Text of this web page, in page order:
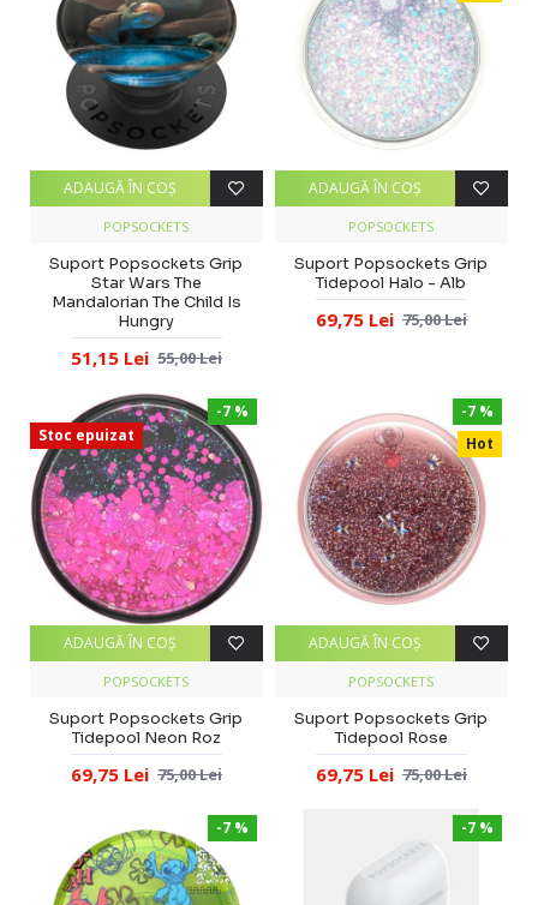
POPSOCKETS
Suport Popsockets Grip
Star Wars The
Mandalorian The Child Is
Hungry
51,15 Lei 55,00 Lei
ADAUGĂ ÎN COŞ
POPSOCKETS
Suport Popsockets Grip
Tidepool Halo - Alb
69,75 Lei 75,00 Lei
ADAUGĂ ÎN COŞ
-7 %
Stoc epuizat
POPSOCKETS
Suport Popsockets Grip
Tidepool Neon Roz
69,75 Lei 75,00 Lei
ADAUGĂ ÎN COŞ
Hot
-7 %
POPSOCKETS
Suport Popsockets Grip
Tidepool Rose
69,75 Lei 75,00 Lei
ADAUGĂ ÎN COŞ
-7 % -7 %